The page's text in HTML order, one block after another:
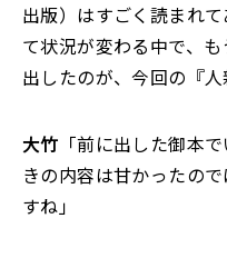
出版）はすごく読まれ
て状況が変わる中で、
出したのが、今回の『
大竹 「前に出した御本
きの内容は甘かったの
すね」